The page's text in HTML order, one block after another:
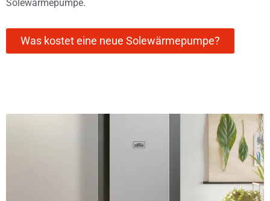
Solewärmepumpe.
Was kostet eine neue Solewärmepumpe?